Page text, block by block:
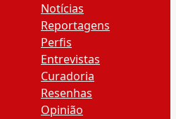
Notícias
Reportagens
Perfis
Entrevistas
Curadoria
Resenhas
Opinião